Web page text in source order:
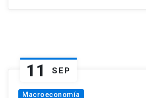
11 SEP
Macroeconomía